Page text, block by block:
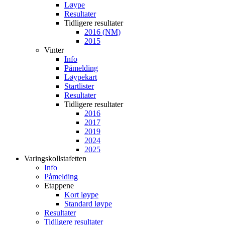
Løype
Resultater
Tidligere resultater
2016 (NM)
2015
Vinter
Info
Påmelding
Løypekart
Startlister
Resultater
Tidligere resultater
2016
2017
2019
2024
2025
Varingskollstafetten
Info
Påmelding
Etappene
Kort løype
Standard løype
Resultater
Tidligere resultater